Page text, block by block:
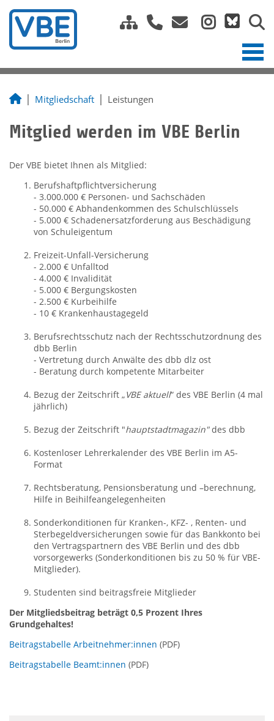
Mitgliedschaft Leistungen
Mitglied werden im VBE Berlin
Der VBE bietet Ihnen als Mitglied:
Berufshaftpflichtversicherung
- 3.000.000 € Personen- und Sachschäden
- 50.000 € Abhandenkommen des Schulschlüssels
- 5.000 € Schadenersatzforderung aus Beschädigung
von Schuleigentum
Freizeit-Unfall-Versicherung
- 2.000 € Unfalltod
- 4.000 € Invalidität
- 5.000 € Bergungskosten
- 2.500 € Kurbeihilfe
- 10 € Krankenhaustagegeld
Berufsrechtsschutz nach der Rechtsschutzordnung des
dbb Berlin
- Vertretung durch Anwälte des dbb dlz ost
- Beratung durch kompetente Mitarbeiter
Bezug der Zeitschrift „VBE aktuell“ des VBE Berlin (4 mal
jährlich)
Bezug der Zeitschrift "hauptstadtmagazin"des dbb
Kostenloser Lehrerkalender des VBE Berlin im A5-
Format
Rechtsberatung, Pensionsberatung und –berechnung,
Hilfe in Beihilfeangelegenheiten
Sonderkonditionen für Kranken-, KFZ- , Renten- und
Sterbegeldversicherungen sowie für das Bankkonto bei
den Vertragspartnern des VBE Berlin und des dbb
vorsorgewerks (Sonderkonditionen bis zu 50 % für VBE-
Mitglieder).
Studenten sind beitragsfreie Mitglieder
Der Mitgliedsbeitrag beträgt 0,5 Prozent Ihres
Grundgehaltes!
Beitragstabelle Arbeitnehmer:innen (PDF)
Beitragstabelle Beamt:innen (PDF)